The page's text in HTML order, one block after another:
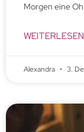
Morgen eine
Alexandra 3.